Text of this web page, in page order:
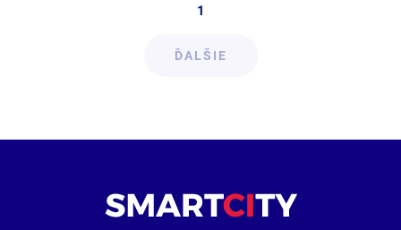
1
ĎALŠIE